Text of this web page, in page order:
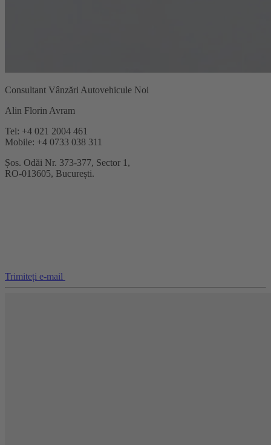
Consultant Vânzări Autovehicule Noi
Alin Florin Avram
Tel: +4 021 2004 461
Mobile: +4 0733 038 311
Șos. Odăi Nr. 373-377, Sector 1,
RO-013605, București.
Trimiteți e-mail